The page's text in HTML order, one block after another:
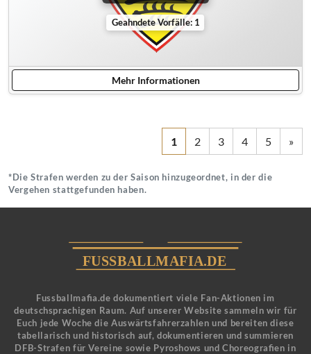
Geahndete Vorfälle: 1
Mehr Informationen
1 2 3 4 5 »
*Die Strafen werden zu der Saison hinzugeordnet, in der die
Vergehen stattgefunden haben.
Fussballmafia.de dokumentiert viele Fan-Aktionen im
deutschsprachigen Raum. Auf unserer Website sammeln wir für
Euch jede Woche die Auswärtsfahrerzahlen und bereiten diese
tabellarisch und historisch auf, dokumentieren und summieren
DFB-Strafen für Vereine sowie Pyroshows und Choreografien in